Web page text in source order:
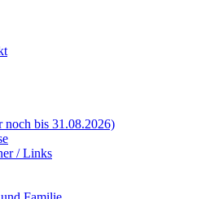
noch bis 31.08.2026)
/ Links